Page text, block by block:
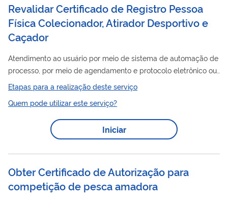
Fórum Itaboraí (BLFI) é composto por assuntos relacionados à...
Revalidar Certificado de Registro Pessoa
Física Colecionador, Atirador Desportivo e
Caçador
Atendimento ao usuário por meio de sistema de automação de
processo, por meio de agendamento e protocolo eletrônico ou
presencial, para protocolo do requerimento de Revalidação do
de Colecionamento, Tiro Desportivo e Caça. Ao final, o usuário
recebe o CR para CAC revalidado (com novo prazo de
Etapas para a realização deste serviço
Quem pode utilizar este serviço?
Iniciar
Obter Certificado de Autorização para
competição de pesca amadora